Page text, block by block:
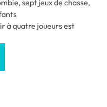
sept jeux de chasse,
à quatre joueurs est